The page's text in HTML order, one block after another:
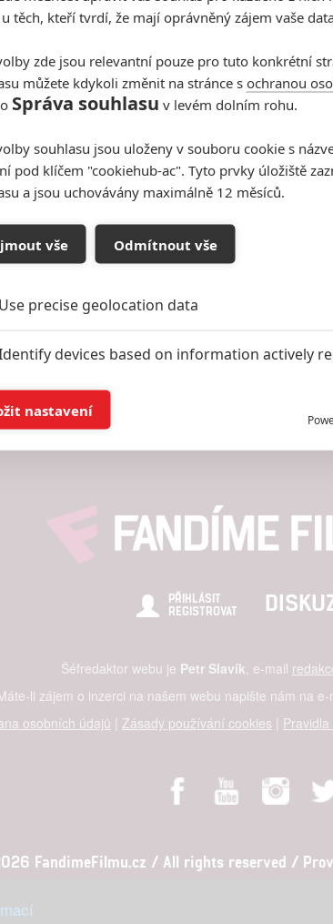
PŘIHLÁSIT
REGISTROVAT
Šéfredaktor webu je Petr Slavík , e-mail
li zájem o inzerci na našem webu napište nám na e-
osobních údajů | Zásady používání cookies | Pravidla
FandimeFilmu.cz / All rights reserved /
Koncal studio s.r.o., IČO: 03604071, Lýskova 2073/57,
těch, kteří tvrdí, že mají oprávněný zájem vaše
zde jsou relevantní pouze pro tuto konkrétní
můžete kdykoli změnit na stránce s ochranou
Správa souhlasu v levém dolním rohu.
souhlasu jsou uloženy v souboru cookie s
pod klíčem "cookiehub-ac". Tyto prvky úložiště
a jsou uchovávány maximálně 12 měsíců.
vše Odmítnout vše
Use precise geolocation data
devices based on information actively
Store and/or access information on a device
based on limited data and
Personalised content, content measurement,
and services development
Ensure security, prevent and detect fraud, and
nastavení